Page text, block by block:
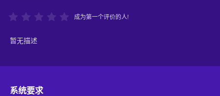
成为第一个评价的人!
暂无描述
系统要求